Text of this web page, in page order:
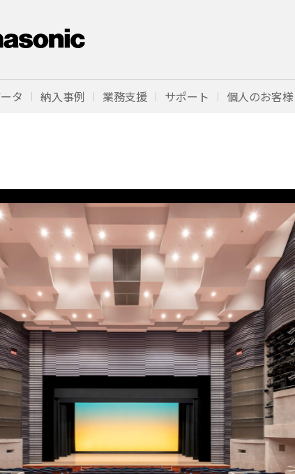
タ 納入事例 業務支援 サポート 個人のお客様